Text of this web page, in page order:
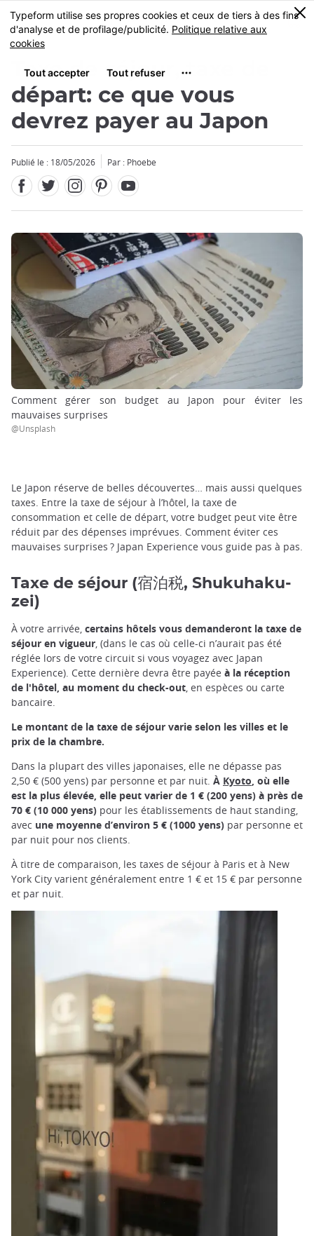
Skip
to
main
MENU
0
Taxe de séjour, taxe de
départ: ce que vous
devrez payer au Japon
Publié le : 18/05/2026 Par : Phoebe
Comment gérer son budget au Japon pour éviter les
mauvaises surprises
@Unsplash
Le Japon réserve de belles découvertes… mais aussi quelques
taxes. Entre la taxe de séjour à l’hôtel, la taxe de
consommation et celle de départ, votre budget peut vite être
réduit par des dépenses imprévues. Comment éviter ces
mauvaises surprises ? Japan Experience vous guide pas à pas.
Taxe de séjour (宿泊税, Shukuhaku-
zei)
À votre arrivée, certains hôtels vous demanderont la taxe de
séjour en vigueur , (dans le cas où celle-ci n’aurait pas été
réglée lors de votre circuit si vous voyagez avec Japan
Experience). Cette dernière devra être payée à la réception
de l'hôtel, au moment du check-out , en espèces ou carte
bancaire.
Le montant de la taxe de séjour varie selon les villes et le
prix de la chambre.
Dans la plupart des villes japonaises, elle ne dépasse pas
2,50 € (500 yens) par personne et par nuit. À Kyoto, où elle
est la plus élevée, elle peut varier de 1 € (200 yens) à près de
70 € (10 000 yens) pour les établissements de haut standing,
avec une moyenne d’environ 5 € (1000 yens) par personne et
par nuit pour nos clients.
À titre de comparaison, les taxes de séjour à Paris et à New
York City varient généralement entre 1 € et 15 € par personne
et par nuit.